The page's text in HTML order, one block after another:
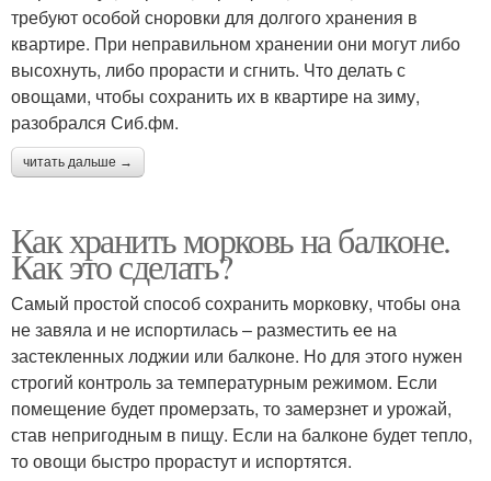
требуют особой сноровки для долгого хранения в
квартире. При неправильном хранении они могут либо
высохнуть, либо прорасти и сгнить. Что делать с
овощами, чтобы сохранить их в квартире на зиму,
разобрался Сиб.фм.
читать дальше →
Как хранить морковь на балконе.
Как это сделать?
Самый простой способ сохранить морковку, чтобы она
не завяла и не испортилась – разместить ее на
застекленных лоджии или балконе. Но для этого нужен
строгий контроль за температурным режимом. Если
помещение будет промерзать, то замерзнет и урожай,
став непригодным в пищу. Если на балконе будет тепло,
то овощи быстро прорастут и испортятся.